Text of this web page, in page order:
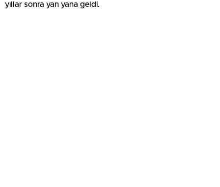
yıllar sonra yan yana geldi.